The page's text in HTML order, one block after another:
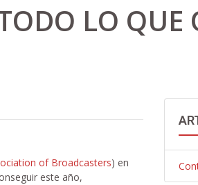
LO QUE
of Broadcasters) en
este año,